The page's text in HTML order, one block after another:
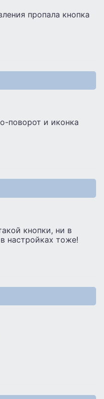
пропала кнопка
поворот и иконка
кнопки, ни в
настройках тоже!